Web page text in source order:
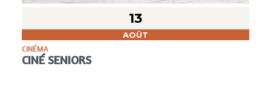
13
AOÛT
CINÉMA
CINÉ SENIORS